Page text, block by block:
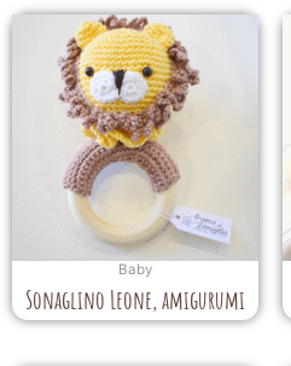
Baby
Sonaglino Leone, amigurumi